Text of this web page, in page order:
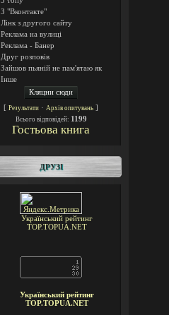
З "Вконтакте"
Лінк з другого сайту
Реклама на вулиці
Реклама - Банер
Друг розповів
Зайшов пьяній не пам'ятаю як
Інше
[ Результати · Архів опитувань ]
Всього відповідей: 1199
Гостьова книга
ДРУЗІ